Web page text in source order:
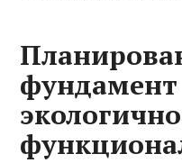
фундамент